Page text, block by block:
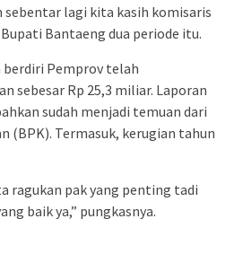
sebentar lagi kita kasih komisaris
Bantaeng dua periode itu.
berdiri Pemprov telah
sebesar Rp 25,3 miliar. Laporan
sudah menjadi temuan dari
(BPK). Termasuk, kerugian tahun
ragukan pak yang penting tadi
baik ya,” pungkasnya.